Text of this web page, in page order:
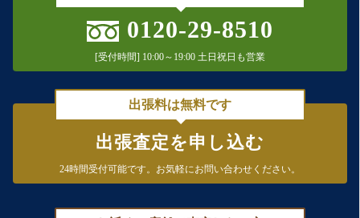
0120-29-8510
[受付時間] 10:00～19:00 土日祝日も営業
出張料は無料です
出張査定を申し込む
24時間受付可能です。 お気軽にお問い合わせください。